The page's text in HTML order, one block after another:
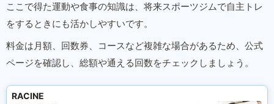
ここで得た運動や食事の知識は、将来スポーツジムで自主トレ
をするときにも活かしやすいです。
料金は月額、回数券、コースなど複雑な場合があるため、公式
ページを確認し、総額や通える回数をチェックしましょう。
RACINE